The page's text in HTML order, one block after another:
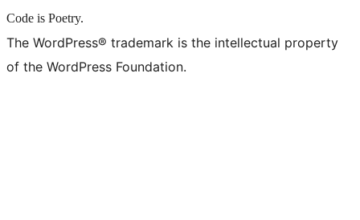
Code is Poetry.
The WordPress® trademark is the intellectual property
of the WordPress Foundation.